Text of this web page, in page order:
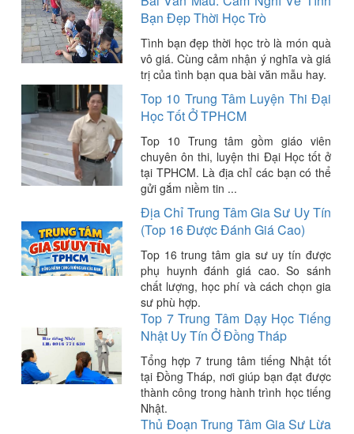
Bạn Đẹp Thời Học Trò
Tình bạn đẹp thời học trò là món quà
vô giá. Cùng cảm nhận ý nghĩa và giá
trị của tình bạn qua bài văn mẫu hay.
Top 10 Trung Tâm Luyện Thi Đại
Học Tốt Ở TPHCM
Top 10 Trung tâm gồm giáo viên
chuyên ôn thi, luyện thi Đại Học tốt ở
tại TPHCM. Là địa chỉ các bạn có thể
gửi gắm niềm tin ...
Địa Chỉ Trung Tâm Gia Sư Uy Tín
(Top 16 Được Đánh Giá Cao)
Top 16 trung tâm gia sư uy tín được
phụ huynh đánh giá cao. So sánh
chất lượng, học phí và cách chọn gia
sư phù hợp.
Top 7 Trung Tâm Dạy Học Tiếng
Nhật Uy Tín Ở Đồng Tháp
Tổng hợp 7 trung tâm tiếng Nhật tốt
tại Đồng Tháp, nơi giúp bạn đạt được
thành công trong hành trình học tiếng
Nhật.
Thủ Đoạn Trung Tâm Gia Sư Lừa